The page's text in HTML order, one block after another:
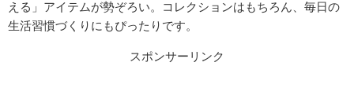
える」アイテムが勢ぞろい。コレクションはもちろん、毎日の
生活習慣づくりにもぴったりです。
スポンサーリンク